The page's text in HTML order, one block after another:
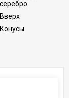
серебро
Вверх
Конусы